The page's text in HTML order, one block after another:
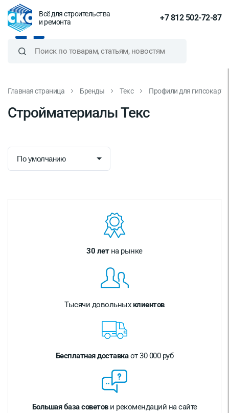
Всё для строительства
и ремонта
+7 812 502-72-87
Главная страница Бренды Текс Профили для
Стройматериалы Текс
30 летна рынке
Тысячи довольных клиентов
Бесплатная доставкаот 30 000 руб
Большая база советови рекомендаций на сайте